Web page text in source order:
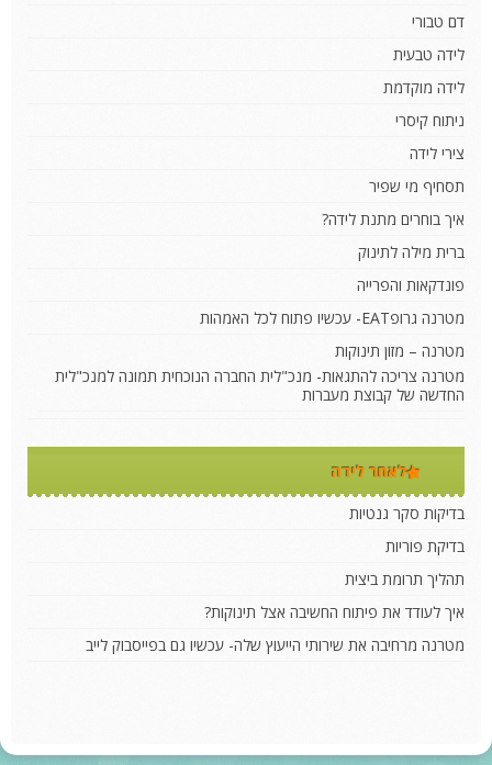
דם טבורי
לידה טבעית
לידה מוקדמת
ניתוח קיסרי
צירי לידה
תסחיף מי שפיר
איך בוחרים מתנת לידה?
ברית מילה לתינוק
פונדקאות והפרייה
מטרנה גרופEAT- עכשיו פתוח לכל האמהות
מטרנה – מזון תינוקות
מטרנה צריכה להתגאות- מנכ"לית החברה הנוכחית תמונה למנכ"לית
החדשה של קבוצת מעברות
לאחר לידה
בדיקות סקר גנטיות
בדיקת פוריות
תהליך תרומת ביצית
איך לעודד את פיתוח החשיבה אצל תינוקות?
מטרנה מרחיבה את שירותי הייעוץ שלה- עכשיו גם בפייסבוק לייב